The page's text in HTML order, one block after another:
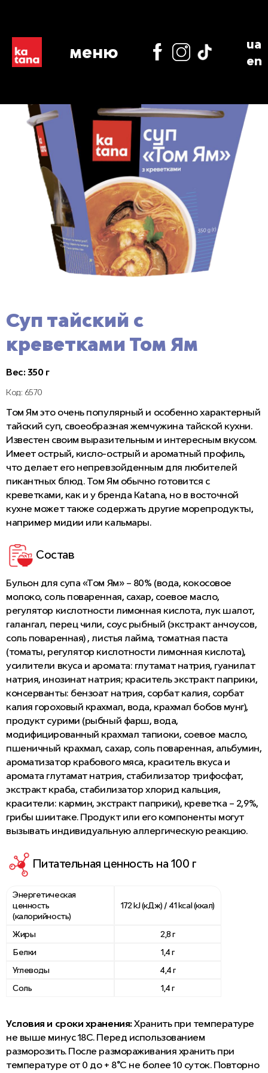
меню
ua
en
Суп тайский с
креветками Том Ям
Вес: 350 г
Код: 6570
Том Ям это очень популярный и особенно характерный
тайский суп, своеобразная жемчужина тайской кухни.
Известен своим выразительным и интересным вкусом.
Имеет острый, кисло-острый и ароматный профиль,
что делает его непревзойденным для любителей
пикантных блюд. Том Ям обычно готовится с
креветками, как и у бренда Katana, но в восточной
кухне может также содержать другие морепродукты,
например мидии или кальмары.
Состав
Бульон для супа «Том Ям» – 80% (вода, кокосовое
молоко, соль поваренная, сахар, соевое масло,
регулятор кислотности лимонная кислота, лук шалот,
галангал, перец чили, соус рыбный (экстракт анчоусов,
соль поваренная) , листья лайма, томатная паста
(томаты, регулятор кислотности лимонная кислота),
усилители вкуса и аромата: глутамат натрия, гуанилат
натрия, инозинат натрия; краситель экстракт паприки,
консерванты: бензоат натрия, сорбат калия, сорбат
калия гороховый крахмал, вода, крахмал бобов мунг),
продукт сурими (рыбный фарш, вода,
модифицированный крахмал тапиоки, соевое масло,
пшеничный крахмал, сахар, соль поваренная, альбумин,
ароматизатор крабового мяса, краситель вкуса и
аромата глутамат натрия, стабилизатор трифосфат,
экстракт краба, стабилизатор хлорид кальция,
красители: кармин, экстракт паприки), креветка – 2,9%,
грибы шиитаке. Продукт или его компоненты могут
вызывать индивидуальную аллергическую реакцию.
Питательная ценность на 100 г
Энергетическая
ценность
(калорийность)
172 kJ (кДж) / 41 kcal (ккал)
Жиры
2,8 г
Белки
1,4 г
Углеводы
4,4 г
Соль
1,4 г
Условия и сроки хранения: Хранить при температуре
не выше минус 18С. Перед использованием
разморозить. После размораживания хранить при
температуре от 0 до + 8°C не более 10 суток. Повторно